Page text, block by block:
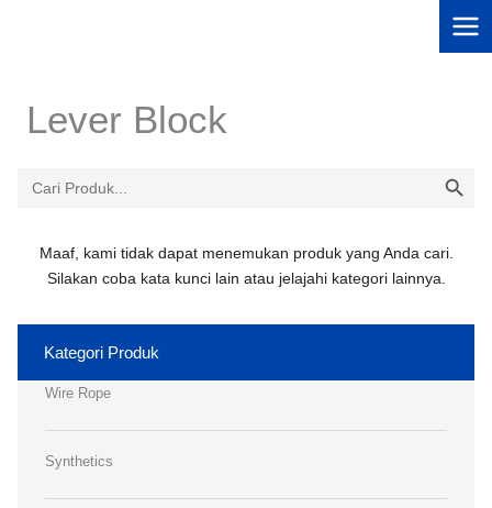
Lever Block
Kategori Produk
Wire Rope
Synthetics
for:
Maaf, kami tidak dapat menemukan produk yang Anda cari.
Silakan coba kata kunci lain atau jelajahi kategori lainnya.